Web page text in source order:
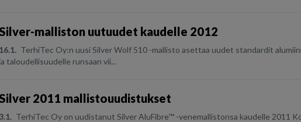
malliston uutuudet kaudelle 2012
16.1. TerhiTec Oy:n uusi Silver Wolf 510 -mallisto asettaa uudet standardit
ja taloudellisuudelle runsaan vii...
2011 mallistouudistukset
3.1. TerhiTec Oy on uudistanut Silver AluFibre™ -venemallistonsa kaudelle 2011